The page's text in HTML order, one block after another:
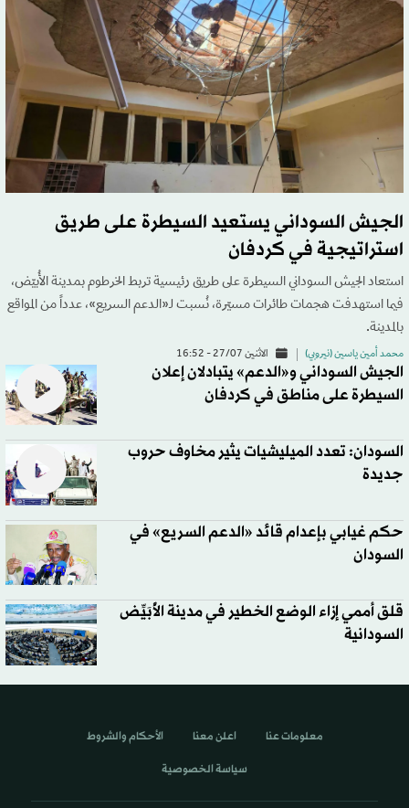
الجيش السوداني يستعيد السيطرة على طريق
استراتيجية في كردفان
استعاد الجيش السوداني السيطرة على طريق رئيسية تربط الخرطوم بمدينة الأُبيّض،
فيما استهدفت هجمات طائرات مسيّرة، نُسبت لـ«الدعم السريع»، عدداً من المواقع
بالمدينة.
محمد أمين ياسين (نيروبي) الاثنين 27/07 - 16:52
الجيش السوداني و«الدعم» يتبادلان إعلان
السيطرة على مناطق في كردفان
السودان: تعدد الميليشيات يثير مخاوف حروب
جديدة
حكم غيابي بإعدام قائد «الدعم السريع» في
السودان
قلق أممي إزاء الوضع الخطير في مدينة الأُبَيِّض
السودانية
معلومات عنا اعلن معنا الأحكام والشروط
سياسة الخصوصية